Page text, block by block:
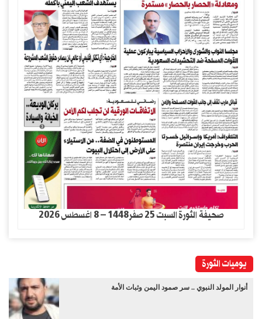
صحيفة الثورة السبت 25 صفر1448 – 8 اغسطس 2026
يوميات الثورة
أنوار المولد النبوي .. سر صمود اليمن وثبات الأمة